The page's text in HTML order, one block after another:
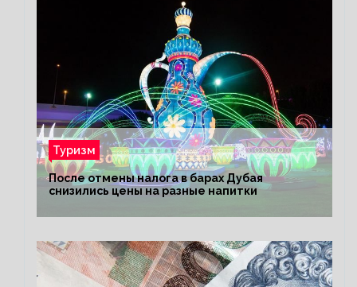
Туризм
После отмены налога в барах Дубая
снизились цены на разные напитки